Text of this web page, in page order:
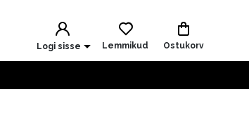
Logi sisse Lemmikud Ostukorv